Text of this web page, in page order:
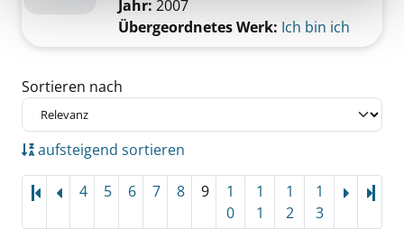
Jahr: 2007
Übergeordnetes Werk: Ich bin ich
Zu den Suchfiltern springen
Sortieren nach
aufsteigend sortieren
4 5 6 7 8 9
1
0
1
1
1
2
1
3